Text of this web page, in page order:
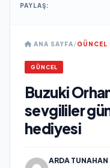
PAYLAŞ:
ANA SAYFA/GÜNCEL
GÜNCEL
Buzuki
sevgililer
hediyesi
ARDA TUNAHAN